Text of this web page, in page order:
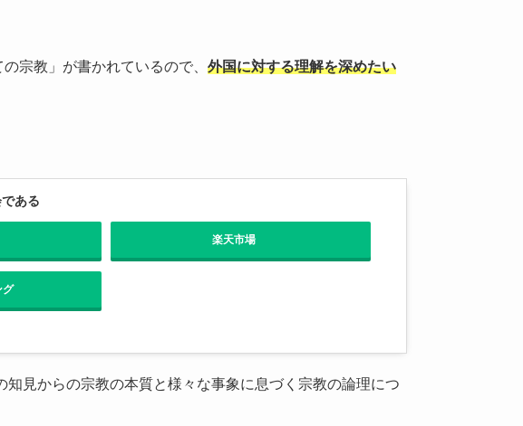
宗教」が書かれているので、 外国に対する理解を深めたい
ある
楽天市場
グ
知見からの宗教の本質と様々な事象に息づく宗教の論理につ